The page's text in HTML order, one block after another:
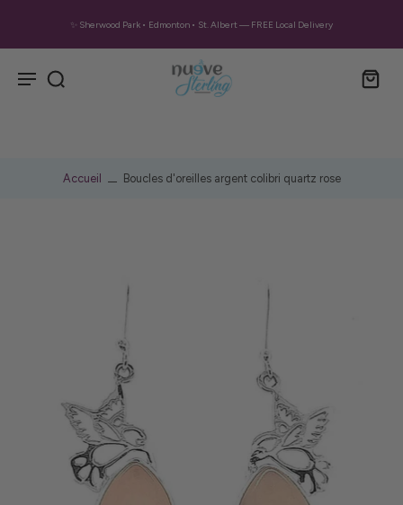
✨ Sherwood Park • Edmonton • St. Albert — FREE Local Delivery
Accueil Boucles d'oreilles argent colibri quartz rose